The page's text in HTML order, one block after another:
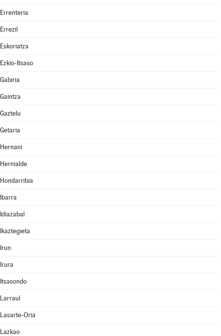
Errenteria
Errezil
Eskoriatza
Ezkio-Itsaso
Gabiria
Gaintza
Gaztelu
Getaria
Hernani
Hernialde
Hondarribia
Ibarra
Idiazabal
Ikaztegieta
Irun
Irura
Itsasondo
Larraul
Lasarte-Oria
Lazkao